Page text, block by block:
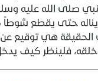
صلى الله عليه
يناله حتى يقطع
هي توقيع عن
وخلقه،‏ فلينظر كيف